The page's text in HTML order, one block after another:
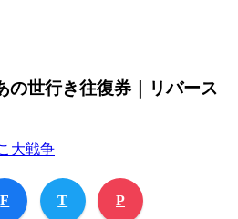
の世行き往復券｜リバース
大戦争
F T P